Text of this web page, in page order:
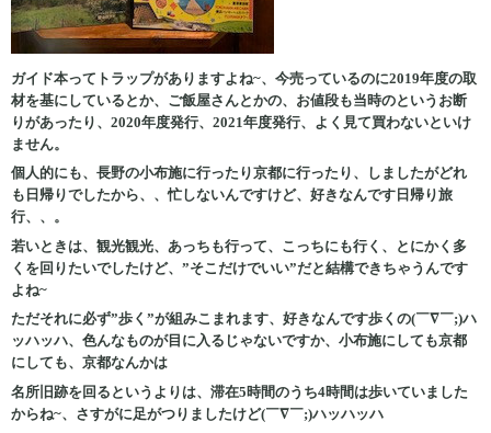
ガイド本ってトラップがありますよね~、今売っているのに2019年度の取
材を基にしているとか、ご飯屋さんとかの、お値段も当時のというお断
りがあったり、2020年度発行、2021年度発行、よく見て買わないといけ
ません。
個人的にも、長野の小布施に行ったり京都に行ったり、しましたがどれ
も日帰りでしたから、、忙しないんですけど、好きなんです日帰り旅
行、、。
若いときは、観光観光、あっちも行って、こっちにも行く、とにかく多
くを回りたいでしたけど、”そこだけでいい”だと結構できちゃうんです
よね~
ただそれに必ず”歩く”が組みこまれます、好きなんです歩くの(￣∇￣;)ハ
ッハッハ、色んなものが目に入るじゃないですか、小布施にしても京都
にしても、京都なんかは
名所旧跡を回るというよりは、滞在5時間のうち4時間は歩いていました
からね~、さすがに足がつりましたけど(￣∇￣;)ハッハッハ